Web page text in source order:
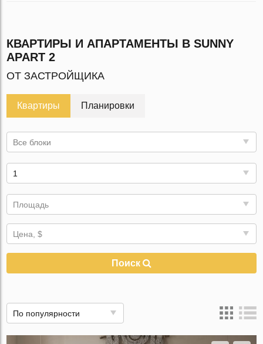
КВАРТИРЫ И АПАРТАМЕНТЫ В SUNNY
APART 2
ОТ ЗАСТРОЙЩИКА
Квартиры Планировки
Все блоки
1
Площадь
Цена, $
Поиск
По популярности